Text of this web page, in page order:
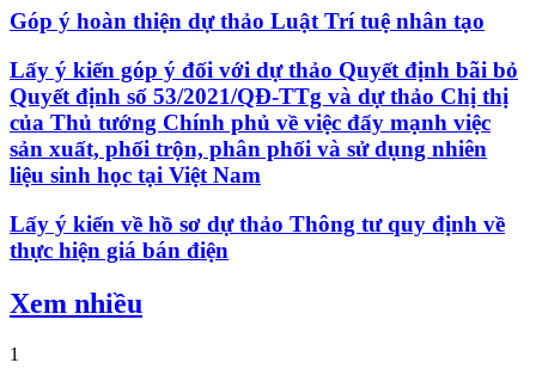
Góp ý hoàn thiện dự thảo Luật Trí tuệ nhân tạo
Lấy ý kiến góp ý đối với dự thảo Quyết định bãi bỏ
Quyết định số 53/2021/QĐ-TTg và dự thảo Chị thị
của Thủ tướng Chính phủ về việc đẩy mạnh việc
sản xuất, phối trộn, phân phối và sử dụng nhiên
liệu sinh học tại Việt Nam
Lấy ý kiến về hồ sơ dự thảo Thông tư quy định về
thực hiện giá bán điện
Xem nhiều
1